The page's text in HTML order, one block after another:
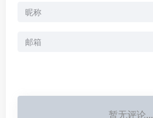
暂无评论...